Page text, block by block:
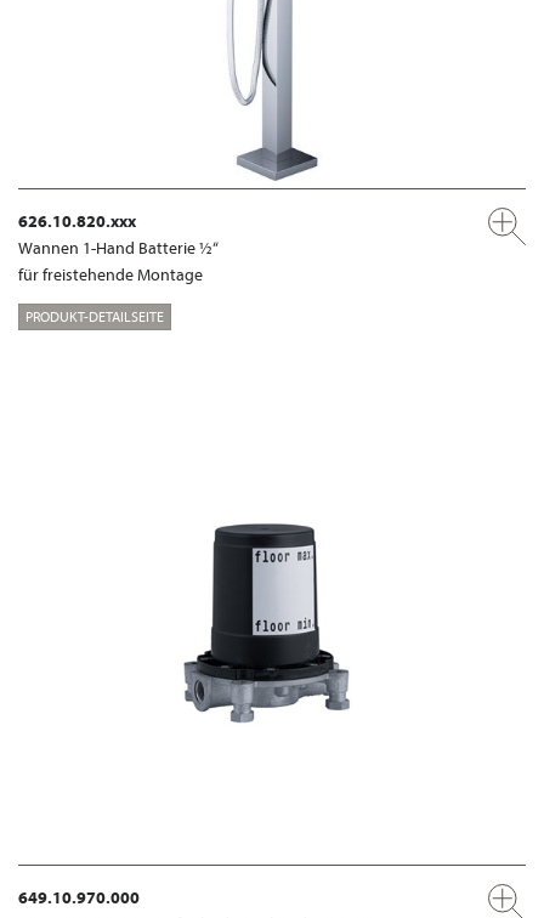
626.10.820.xxx
Wannen 1-Hand Batterie ½“
für freistehende Montage
PRODUKT-DETAILSEITE
649.10.970.000